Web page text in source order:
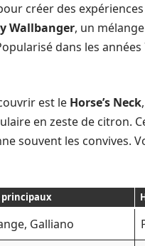
créer des
Wallbanger, un
dans les
est le Horse’s Neck
en zeste de citron.
souvent les convives.
Galliano